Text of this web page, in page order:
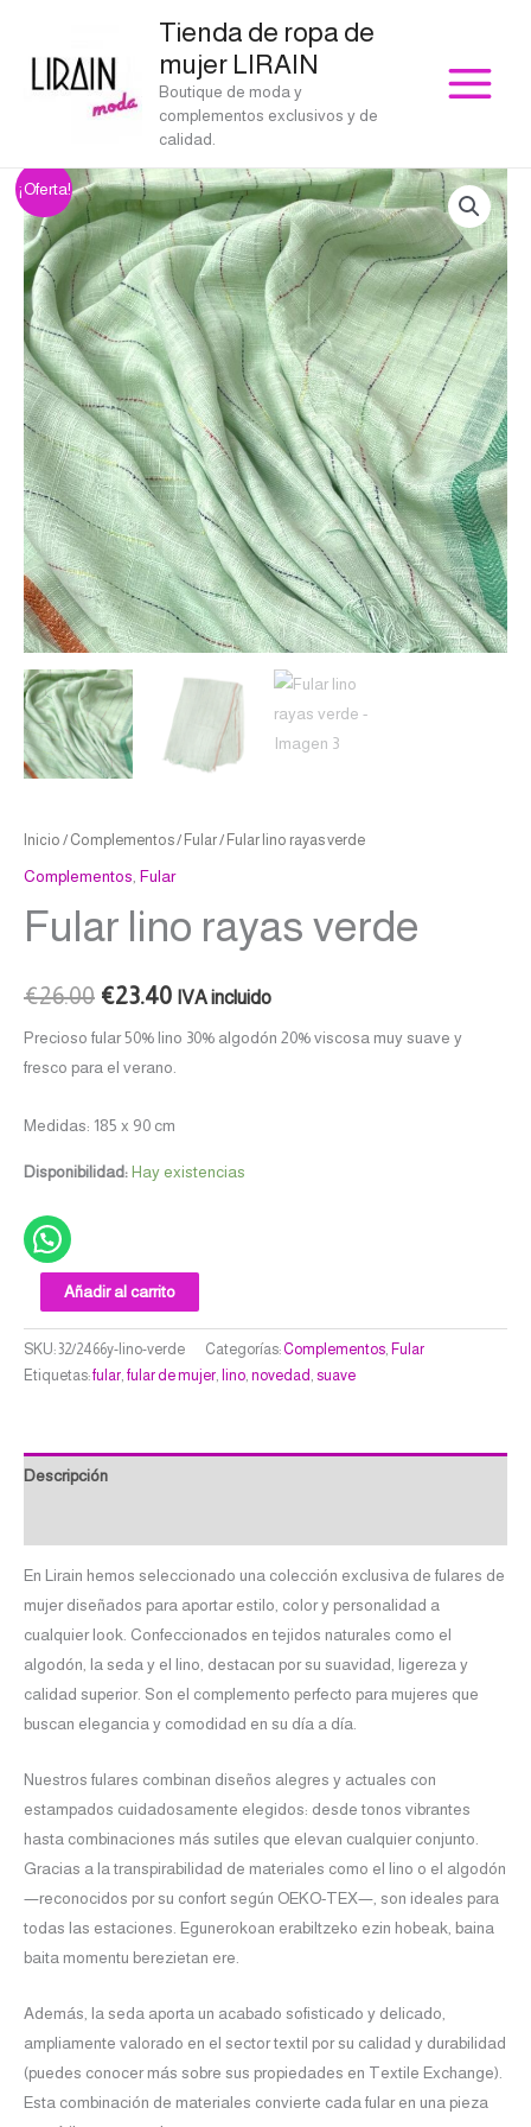
contenido
Tienda de ropa de
mujer LIRAIN
Boutique de moda y
complementos exclusivos y de
calidad.
¡Oferta!
Inicio / Complementos/ Fular/ Fular lino rayas verde
Complementos, Fular
Fular lino rayas verde
€26.00
El
precio
original
era:
€26.00.
€23.40
El
precio
actual
es:
€23.40.
IVA incluido
Precioso fular 50% lino 30% algodón 20% viscosa muy suave y
fresco para el verano.
Medidas: 185 x 90 cm
Disponibilidad: Hay existencias
Fular
lino
rayas
verde
cantidad
Añadir al carrito
SKU: 32/2466y-lino-verde Categorías: Complementos Fular
Etiquetas:fular fular de mujer lino novedad suave
Descripción
En Lirain hemos seleccionado una colección exclusiva de fulares de
mujer diseñados para aportar estilo, color y personalidad a
cualquier look. Confeccionados en tejidos naturales como el
algodón, la seda y el lino, destacan por su suavidad, ligereza y
calidad superior. Son el complemento perfecto para mujeres que
buscan elegancia y comodidad en su día a día.
Nuestros fulares combinan diseños alegres y actuales con
estampados cuidadosamente elegidos: desde tonos vibrantes
hasta combinaciones más sutiles que elevan cualquier conjunto.
Gracias a la transpirabilidad de materiales como el lino o el algodón
—reconocidos por su confort según OEKO-TEX—, son ideales para
todas las estaciones. Egunerokoan erabiltzeko ezin hobeak, baina
baita momentu berezietan ere.
Además, la seda aporta un acabado sofisticado y delicado,
ampliamente valorado en el sector textil por su calidad y durabilidad
(puedes conocer más sobre sus propiedades en Textile Exchange).
Esta combinación de materiales convierte cada fular en una pieza